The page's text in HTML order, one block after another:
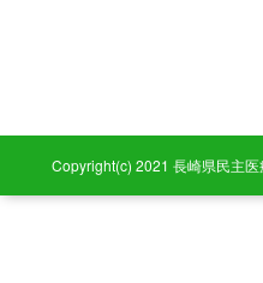
Copyright(c) 2021 長崎県民主